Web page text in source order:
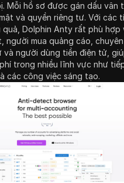
Mỗi hồ sơ được gán dấu vân
và quyền riêng tư. Với các
quả, Dolphin Anty rất phù hợp
người mua quảng cáo,
và người dùng tiền điện tử,
trong nhiều lĩnh vực như
các công việc sáng tạo.